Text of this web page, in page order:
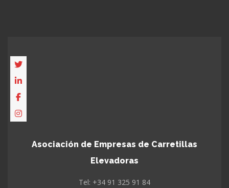
Asociación de Empresas de Carretillas
Elevadoras
Tel: +34 91 325 91 84